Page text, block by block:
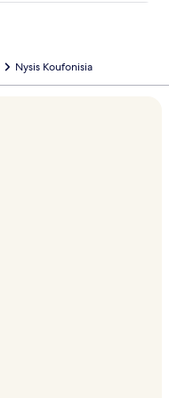
Nysis Koufonisia